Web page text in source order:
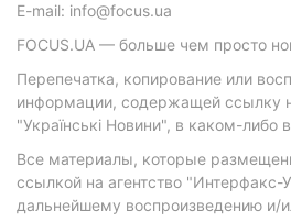
E-mail: info@focus.ua
FOCUS.UA — больше чем просто
Перепечатка, копирование или
информации, содержащей ссылку
"Українські Новини", в каком-либо
Все материалы, которые
ссылкой на агентство "Интерфакс-
дальнейшему воспроизведению и/